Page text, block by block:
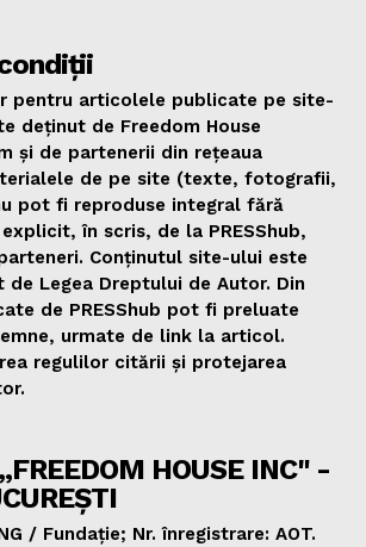
pentru articolele publicate pe site-
deținut de Freedom House
și de partenerii din rețeaua
de pe site (texte, fotografii,
pot fi reproduse integral fără
în scris, de la PRESShub,
Conținutul site-ului este
Legea Dreptului de Autor. Din
de PRESShub pot fi preluate
urmate de link la articol.
regulilor citării și protejarea
HOUSE INC" -
/ Fundație; Nr. înregistrare: AOT.